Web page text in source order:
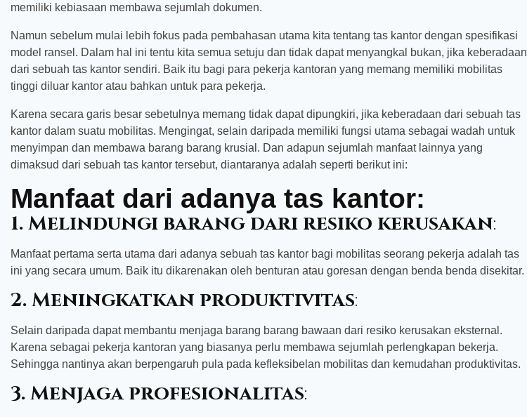
memiliki kebiasaan membawa sejumlah dokumen.
Namun sebelum mulai lebih fokus pada pembahasan utama kita tentang tas kantor dengan spesifikasi
model ransel. Dalam hal ini tentu kita semua setuju dan tidak dapat menyangkal bukan, jika keberadaan
dari sebuah tas kantor sendiri. Baik itu bagi para pekerja kantoran yang memang memiliki mobilitas
tinggi diluar kantor atau bahkan untuk para pekerja.
Karena secara garis besar sebetulnya memang tidak dapat dipungkiri, jika keberadaan dari sebuah tas
kantor dalam suatu mobilitas. Mengingat, selain daripada memiliki fungsi utama sebagai wadah untuk
menyimpan dan membawa barang barang krusial. Dan adapun sejumlah manfaat lainnya yang
dimaksud dari sebuah tas kantor tersebut, diantaranya adalah seperti berikut ini:
Manfaat dari adanya tas kantor:
1. Melindungi barang dari resiko kerusakan:
Manfaat pertama serta utama dari adanya sebuah tas kantor bagi mobilitas seorang pekerja adalah tas
ini yang secara umum. Baik itu dikarenakan oleh benturan atau goresan dengan benda benda disekitar.
2. Meningkatkan produktivitas:
Selain daripada dapat membantu menjaga barang barang bawaan dari resiko kerusakan eksternal.
Karena sebagai pekerja kantoran yang biasanya perlu membawa sejumlah perlengkapan bekerja.
Sehingga nantinya akan berpengaruh pula pada kefleksibelan mobilitas dan kemudahan produktivitas.
3. Menjaga profesionalitas: